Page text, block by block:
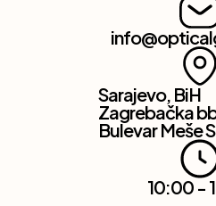
Sarajevo, BiH
Zagrebačka
Bulevar Meše
10:00 -